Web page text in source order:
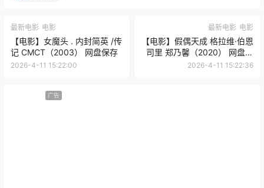
最新电影 电影
【电影】女魔头 . 内封简英 /传
记 CMCT（2003） 网盘保存
2026-4-11 15:22:00
最新电影 电影
【电影】假偶天成 格拉维·伯恩
司里 郑乃馨（2020） 网盘保
存
2026-4-11 15:22:36
广告